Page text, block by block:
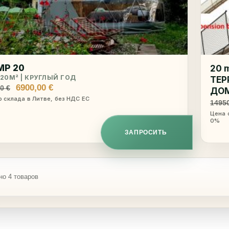
20
20M² | КРУГЛЫЙ ГОД
€
Первоначальная
цена
6900,00 €Текущая
цена:
склада в Литве, без НДС ЕС
ЗАПРОСИТЬ
20
Цена
0%
4 товаров